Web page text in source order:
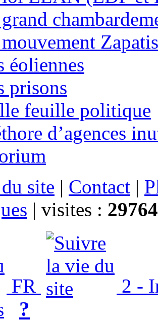
éoliennes
prisons
feuille politique
d’agences
site | Contact |
| visites :
FR
2 -
?